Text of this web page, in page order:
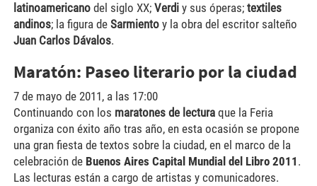
latinoamericanodel siglo XX; Verdiy sus óperas; textiles
andinos; la figura de Sarmientoy la obra del escritor salteño
Juan Carlos Dávalos.
Maratón: Paseo literario por la ciudad
7 de mayo de 2011, a las 17:00
Continuando con los maratones de lecturaque la Feria
organiza con éxito año tras año, en esta ocasión se propone
una gran fiesta de textos sobre la ciudad, en el marco de la
celebración de Buenos Aires Capital Mundial del Libro 2011 .
Las lecturas están a cargo de artistas y comunicadores.